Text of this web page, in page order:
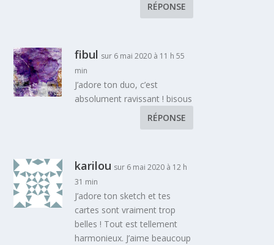
RÉPONSE
fibul sur 6 mai 2020 à 11 h 55
min
J’adore ton duo, c’est
absolument ravissant ! bisous
RÉPONSE
karilou sur 6 mai 2020 à 12 h
31 min
J’adore ton sketch et tes
cartes sont vraiment trop
belles ! Tout est tellement
harmonieux. J’aime beaucoup